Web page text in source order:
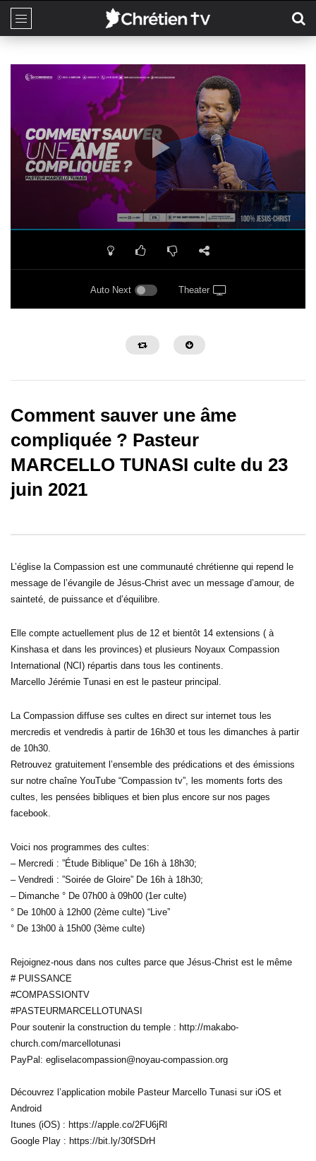
Auto Next Theater
02:38:35
LA SANCTIFICATION DES
02:14:35
Comment sauver une âme
compliquée ? Pasteur
MARCELLO TUNASI culte du 23
juin 2021
L’église la Compassion est une communauté chrétienne qui repend le
message de l’évangile de Jésus-Christ avec un message d’amour, de
sainteté, de puissance et d’équilibre.
Elle compte actuellement plus de 12 et bientôt 14 extensions ( à
Kinshasa et dans les provinces) et plusieurs Noyaux Compassion
International (NCI) répartis dans tous les continents.
Marcello Jérémie Tunasi en est le pasteur principal.
La Compassion diffuse ses cultes en direct sur internet tous les
mercredis et vendredis à partir de 16h30 et tous les dimanches à partir
de 10h30.
Retrouvez gratuitement l’ensemble des prédications et des émissions
sur notre chaîne YouTube “Compassion tv”, les moments forts des
cultes, les pensées bibliques et bien plus encore sur nos pages
facebook.
Voici nos programmes des cultes:
– Mercredi : ”Étude Biblique” De 16h à 18h30;
– Vendredi : ”Soirée de Gloire” De 16h à 18h30;
– Dimanche ° De 07h00 à 09h00 (1er culte)
° De 10h00 à 12h00 (2ème culte) “Live”
° De 13h00 à 15h00 (3ème culte)
Rejoignez-nous dans nos cultes parce que Jésus-Christ est le même
# PUISSANCE
#COMPASSIONTV
#PASTEURMARCELLOTUNASI
Pour soutenir la construction du temple : http://makabo-
church.com/marcellotunasi
PayPal: egliselacompassion@noyau-compassion.org
Découvrez l’application mobile Pasteur Marcello Tunasi sur iOS et
Android
Itunes (iOS) : https://apple.co/2FU6jRl
Google Play : https://bit.ly/30fSDrH